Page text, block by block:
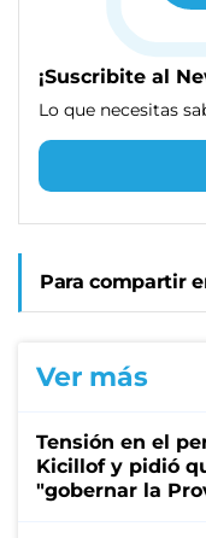
¡Suscribite al
Lo que necesitas
Para compartir
Ver más
Tensión en el
Kicillof y pidió
"gobernar la